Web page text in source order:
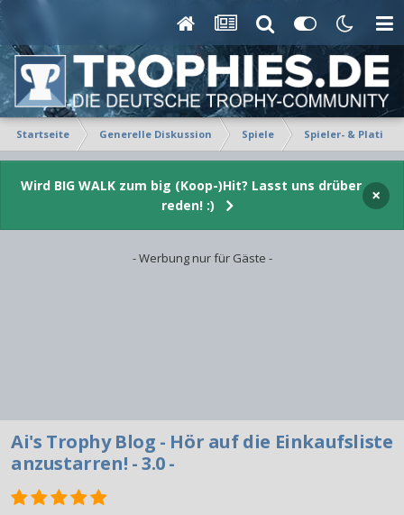
Startseite Generelle Diskussion Spiele Spieler- & Platin-
Wird BIG WALK zum big (Koop-)Hit? Lasst uns drüber
reden! :)
×
- Werbung nur für Gäste -
Ai's Trophy Blog - Hör auf die Einkaufsliste
anzustarren! - 3.0 -